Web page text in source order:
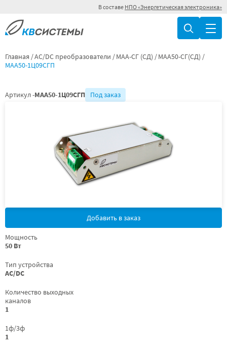
В составе НПО «Энергетическая электроника»
Главная AC/DC преобразователи МАА-СГ (СД)
МАА50-СГ(СД)
МАА50-1Ц09СГП
Артикул -МАА50-1Ц09СГП Под заказ
Добавить в заказ
Мощность
50 Вт
Тип устройства
AC/DC
Количество выходных
каналов
1
1ф/3ф
1